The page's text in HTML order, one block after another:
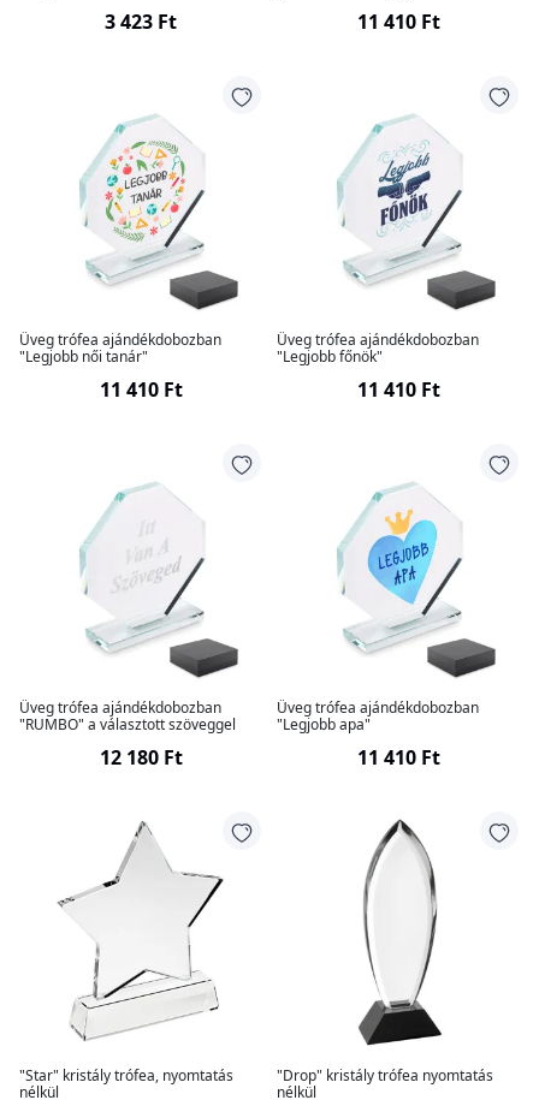
3 423 Ft 11 410 Ft
Üveg trófea ajándékdobozban
"Legjobb női tanár"
11 410 Ft
Üveg trófea ajándékdobozban
"Legjobb főnök"
11 410 Ft
Üveg trófea ajándékdobozban
"RUMBO" a választott szöveggel
12 180 Ft
Üveg trófea ajándékdobozban
"Legjobb apa"
11 410 Ft
"Star" kristály trófea, nyomtatás
nélkül
"Drop" kristály trófea nyomtatás
nélkül